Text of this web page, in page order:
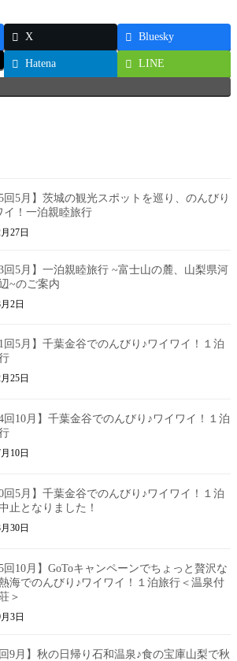
X
Bluesky
Hatena
LINE
回5月】茨城の観光スポットを巡り、のんびり
イ！一泊親睦旅行
27日
回5月】一泊親睦旅行 ~富士山の麓、山梨県河
~のご案内
2日
回5月】千葉金谷でのんびり♪ワイワイ！１泊
25日
回10月】千葉金谷でのんびり♪ワイワイ！１泊
10日
回5月】千葉金谷でのんびり♪ワイワイ！１泊
止となりました！
30日
回10月】GoToキャンペーンでちょっと贅沢な
海でのんびり♪ワイワイ！１泊旅行＜温泉付
＞
3日
回9月】秋の日帰り石和温泉♪食の宝庫山梨で秋